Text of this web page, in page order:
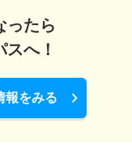
ったら
へ！
報をみる